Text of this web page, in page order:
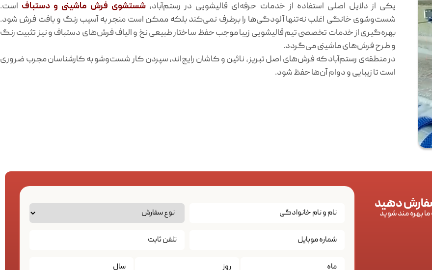
یکی از دلایل اصلی استفاده از خدمات حرفه‌ای قالیشویی در رستم‌آباد،شستشوی فرش ماشینی و دستباف است.
شست‌وشوی خانگی اغلب نه‌تنها آلودگی‌ها را برطرف نمی‌کند بلکه ممکن است منجر به آسیب رنگ و بافت فرش شود.
بهره‌گیری از خدمات تخصصی تیم قالیشویی زیبا موجب حفظ ساختار طبیعی نخ و الیاف فرش‌های دستباف و نیز تثبیت رنگ
و طرح فرش‌های ماشینی می‌گردد.
در منطقه‌ی رستم‌آباد که فرش‌های اصل تبریز، نائین و کاشان رایج‌اند، سپردن کار شست‌وشو به کارشناسان مجرب ضروری
است تا زیبایی و دوام آن‌ها حفظ شود.
دهید
بهره مند شوید
تاریخ*